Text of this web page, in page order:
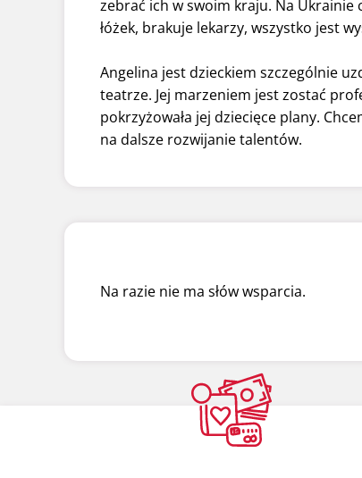
zebrać ich w swoim kraju. Na Ukrainie
łóżek, brakuje lekarzy, wszystko jest
Angelina jest dzieckiem szczególnie
teatrze. Jej marzeniem jest zostać
pokrzyżowała jej dziecięce plany.
na dalsze rozwijanie talentów.
Na razie nie ma słów wsparcia.